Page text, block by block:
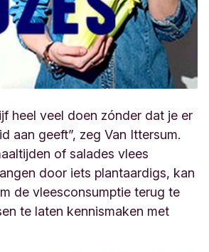
heel veel doen zónder dat je er
aan geeft”, zeg Van Ittersum.
of salades vlees
door iets plantaardigs, kan
de vleesconsumptie terug te
te laten kennismaken met